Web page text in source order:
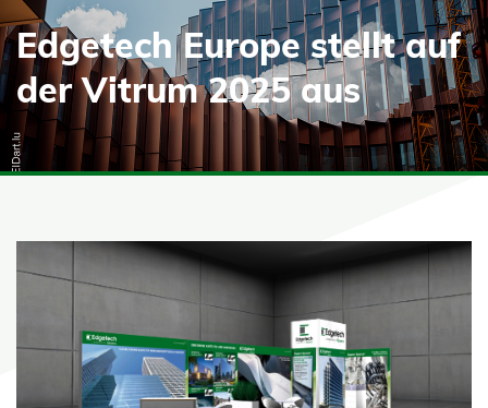
Edgetech Europe stellt auf
der Vitrum 2025 aus